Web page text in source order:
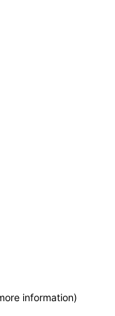
information)